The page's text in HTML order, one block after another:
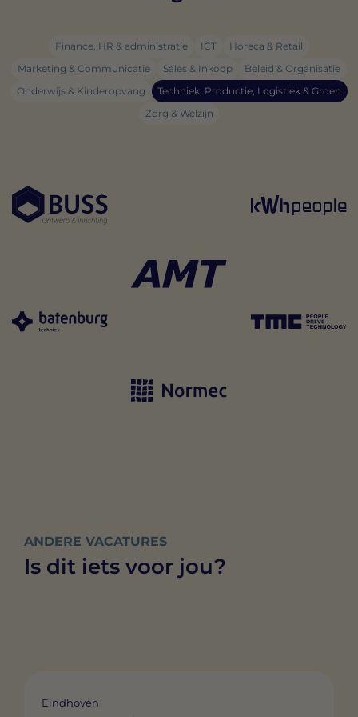
Finance, HR & administratie ICT
Horeca & Retail
Marketing & Communicatie
Sales & Inkoop
Beleid & Organisatie
Onderwijs & Kinderopvang
Techniek, Productie, Logistiek & Groen
Zorg & Welzijn
ANDERE VACATURES
Is dit iets voor jou?
Eindhoven